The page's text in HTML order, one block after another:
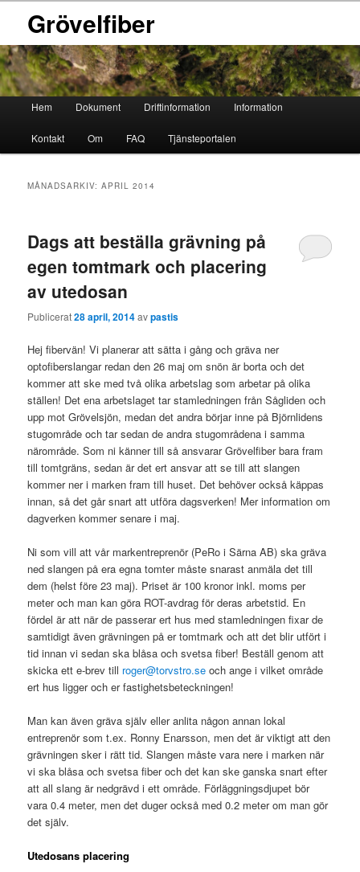
Grövelfiber
Huvudmeny
Hoppa
till
Hoppa
till
Hem Dokument Driftinformation Information
Kontakt Om FAQ Tjänsteportalen
MÅNADSARKIV:APRIL 2014
Dags att beställa grävning på
egen tomtmark och placering
av utedosan
Publicerat28 april, 2014avpastis
Hej fibervän! Vi planerar att sätta i gång och gräva ner
optofiberslangar redan den 26 maj om snön är borta och det
kommer att ske med två olika arbetslag som arbetar på olika
ställen! Det ena arbetslaget tar stamledningen från Sågliden och
upp mot Grövelsjön, medan det andra börjar inne på Björnlidens
stugområde och tar sedan de andra stugområdena i samma
närområde. Som ni känner till så ansvarar Grövelfiber bara fram
till tomtgräns, sedan är det ert ansvar att se till att slangen
kommer ner i marken fram till huset. Det behöver också käppas
innan, så det går snart att utföra dagsverken! Mer information om
dagverken kommer senare i maj.
Ni som vill att vår markentreprenör (PeRo i Särna AB) ska gräva
ned slangen på era egna tomter måste snarast anmäla det till
dem (helst före 23 maj). Priset är 100 kronor inkl. moms per
meter och man kan göra ROT-avdrag för deras arbetstid. En
fördel är att när de passerar ert hus med stamledningen fixar de
samtidigt även grävningen på er tomtmark och att det blir utfört i
tid innan vi sedan ska blåsa och svetsa fiber! Beställ genom att
skicka ett e-brev till roger@torvstro.se och ange i vilket område
ert hus ligger och er fastighetsbeteckningen!
Man kan även gräva själv eller anlita någon annan lokal
entreprenör som t.ex. Ronny Enarsson, men det är viktigt att den
grävningen sker i rätt tid. Slangen måste vara nere i marken när
vi ska blåsa och svetsa fiber och det kan ske ganska snart efter
att all slang är nedgrävd i ett område. Förläggningsdjupet bör
vara 0.4 meter, men det duger också med 0.2 meter om man gör
det själv.
Utedosans placering